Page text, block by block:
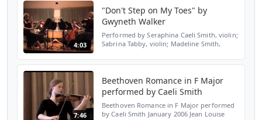
4:03
"Don't Step on My Toes" by
Gwyneth Walker
Performed by Seraphina Caeli Smith, violin;
Sabrina Tabby, violin; Madeline Smith,
7:46
Beethoven Romance in F Major
performed by Caeli Smith
Beethoven Romance in F Major performed
by Caeli Smith January 2006 Jean Louise